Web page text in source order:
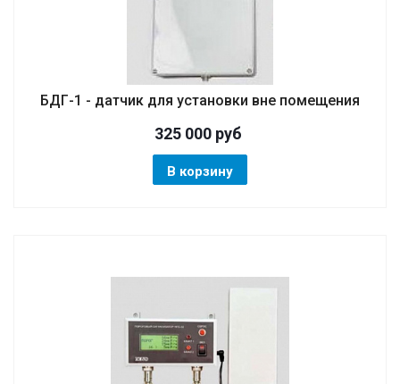
БДГ-1 - датчик для установки вне помещения
325 000руб
В корзину